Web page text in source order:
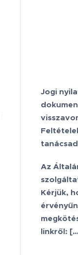
Jogi
Az
Kérjük,
linkről: